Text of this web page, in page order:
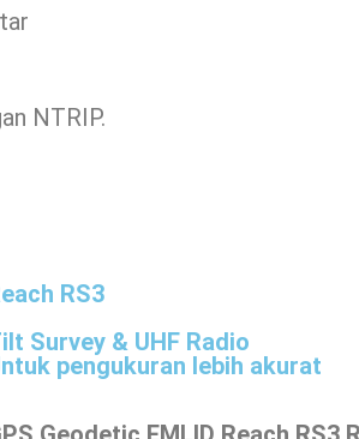
NTRIP.
RS3
Survey & UHF Radio
pengukuran lebih akurat